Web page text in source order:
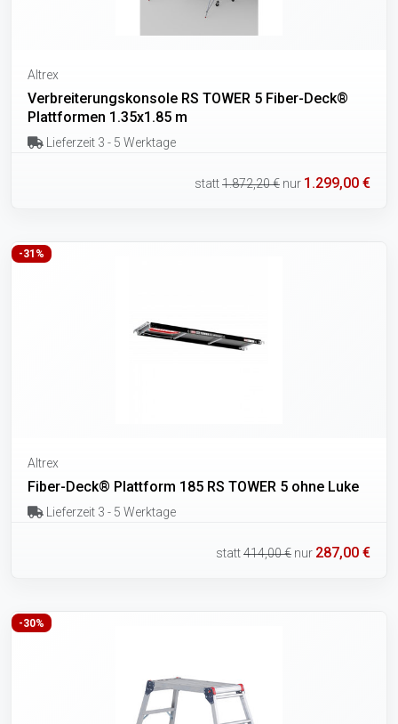
Altrex
Verbreiterungskonsole RS TOWER 5 Fiber-Deck®
Plattformen 1.35x1.85 m
Lieferzeit 3 - 5 Werktage
statt1.872,20 € nur 1.299,00 €
-31%
Altrex
Fiber-Deck® Plattform 185 RS TOWER 5 ohne Luke
Lieferzeit 3 - 5 Werktage
statt414,00 € nur 287,00 €
-30%